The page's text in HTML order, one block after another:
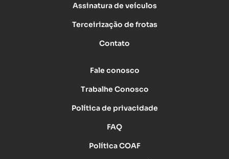
Assinatura de veículos
Terceirização de frotas
Contato
Fale conosco
Trabalhe Conosco
Política de privacidade
FAQ
Política COAF